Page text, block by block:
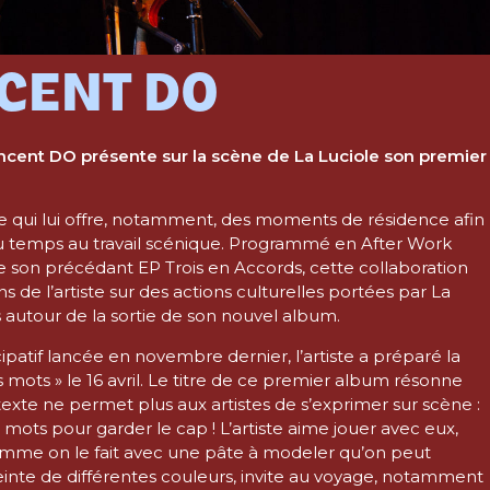
DO
DO présente sur la scène de La Luciole son premier
qui lui offre, notamment, des moments de résidence afin
au travail scénique. Programmé en After Work
son précédant EP Trois en Accords, cette collaboration
de l’artiste sur des actions culturelles portées par La
autour de la sortie de son nouvel album.
lancée en novembre dernier, l’artiste a préparé la
» le 16 avril. Le titre de ce premier album résonne
ne permet plus aux artistes de s’exprimer sur scène :
pour garder le cap ! L’artiste aime jouer avec eux,
on le fait avec une pâte à modeler qu’on peut
de différentes couleurs, invite au voyage, notamment